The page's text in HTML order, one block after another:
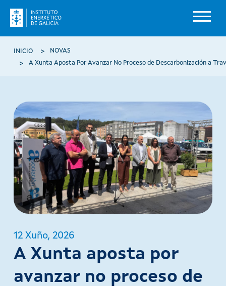
Miga de pan
INICIO
NOVAS
A Xunta Aposta Por Avanzar No Proceso de Descarbonización a
12 Xuño, 2026
A Xunta aposta por
avanzar no proceso de